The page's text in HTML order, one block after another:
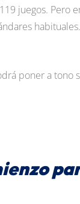
juegos.
poner a